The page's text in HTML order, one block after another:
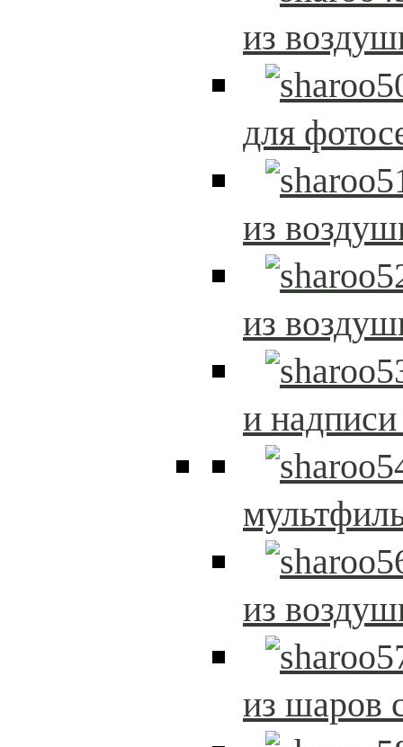
из
для
из
из
и
из
из шаров